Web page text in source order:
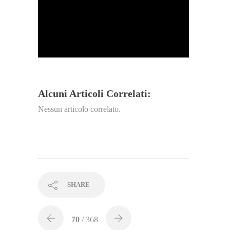
Alcuni Articoli Correlati:
Nessun articolo correlato.
SHARE
70 / 368